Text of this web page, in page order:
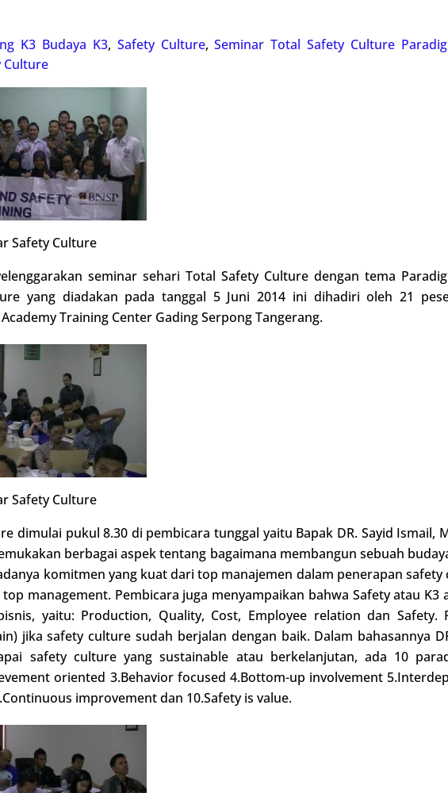
K3 Budaya K3, Safety Culture,Seminar Total Safety Culture
Culture
Safety Culture
seminar sehari Total Safety Culture dengan tema
yang diadakan pada tanggal 5 Juni 2014 ini dihadiri oleh 21
Training Center Gading Serpong Tangerang.
Safety Culture
dimulai pukul 8.30 di pembicara tunggal yaitu Bapak DR. Sayid Ismail,
berbagai aspek tentang bagaimana membangun sebuah
komitmen yang kuat dari top manajemen dalam penerapan
management. Pembicara juga menyampaikan bahwa Safety atau
yaitu: Production, Quality, Cost, Employee relation dan
jika safety culture sudah berjalan dengan baik. Dalam bahasannya
safety culture yang sustainable atau berkelanjutan, ada 10
oriented 3.Behavior focused 4.Bottom-up involvement
improvement dan 10.Safety is value.